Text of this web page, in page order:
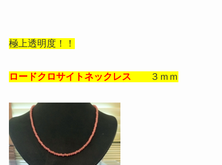
極上透明度！！
ロードクロサイトネックレス ３ｍｍ